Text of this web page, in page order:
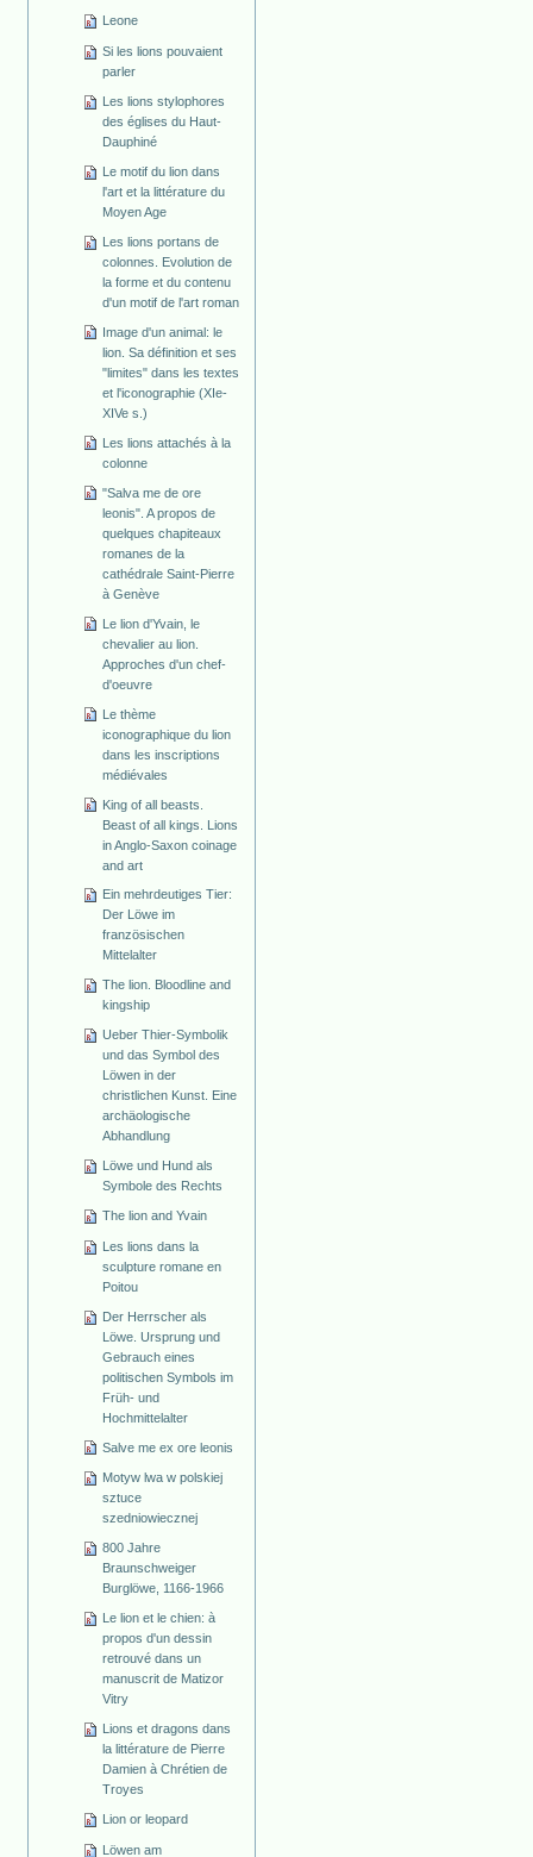
Leone
Si les lions pouvaient
parler
Les lions stylophores
des églises du Haut-
Dauphiné
Le motif du lion dans
l'art et la littérature du
Moyen Age
Les lions portans de
colonnes. Evolution de
la forme et du contenu
d'un motif de l'art roman
Image d'un animal: le
lion. Sa définition et ses
"limites" dans les textes
et l'iconographie (XIe-
XIVe s.)
Les lions attachés à la
colonne
"Salva me de ore
leonis". A propos de
quelques chapiteaux
romanes de la
cathédrale Saint-Pierre
à Genève
Le lion d'Yvain, le
chevalier au lion.
Approches d'un chef-
d'oeuvre
Le thème
iconographique du lion
dans les inscriptions
médiévales
King of all beasts.
Beast of all kings. Lions
in Anglo-Saxon coinage
and art
Ein mehrdeutiges Tier:
Der Löwe im
französischen
Mittelalter
The lion. Bloodline and
kingship
Ueber Thier-Symbolik
und das Symbol des
Löwen in der
christlichen Kunst. Eine
archäologische
Abhandlung
Löwe und Hund als
Symbole des Rechts
The lion and Yvain
Les lions dans la
sculpture romane en
Poitou
Der Herrscher als
Löwe. Ursprung und
Gebrauch eines
politischen Symbols im
Früh- und
Hochmittelalter
Salve me ex ore leonis
Motyw lwa w polskiej
sztuce
szedniowiecznej
800 Jahre
Braunschweiger
Burglöwe, 1166-1966
Le lion et le chien: à
propos d'un dessin
retrouvé dans un
manuscrit de Matizor
Vitry
Lions et dragons dans
la littérature de Pierre
Damien à Chrétien de
Troyes
Lion or leopard
Löwen am